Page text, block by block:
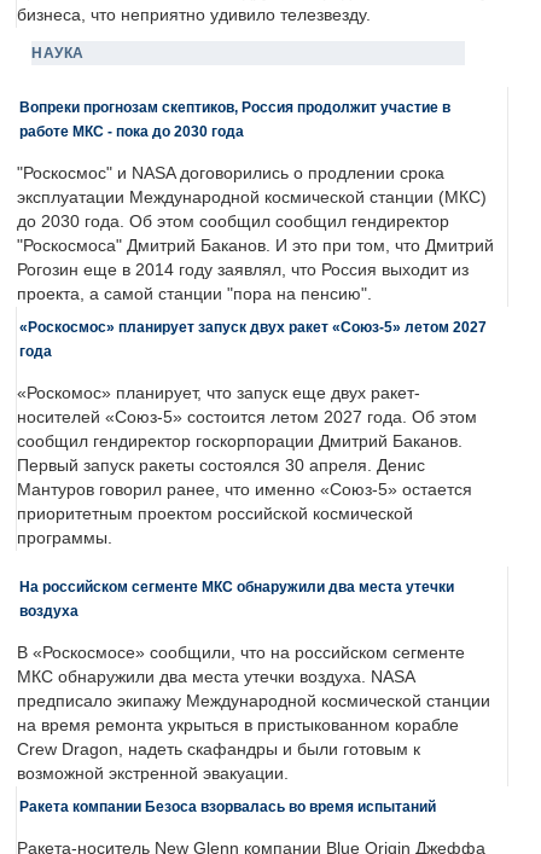
бизнеса, что неприятно удивило телезвезду.
НАУКА
Вопреки прогнозам скептиков, Россия продолжит участие в
работе МКС - пока до 2030 года
"Роскосмос" и NASA договорились о продлении срока
эксплуатации Международной космической станции (МКС)
до 2030 года. Об этом сообщил сообщил гендиректор
"Роскосмоса" Дмитрий Баканов. И это при том, что Дмитрий
Рогозин еще в 2014 году заявлял, что Россия выходит из
проекта, а самой станции "пора на пенсию".
«Роскосмос» планирует запуск двух ракет «Союз-5» летом 2027
года
«Роскомос» планирует, что запуск еще двух ракет-
носителей «Союз-5» состоится летом 2027 года. Об этом
сообщил гендиректор госкорпорации Дмитрий Баканов.
Первый запуск ракеты состоялся 30 апреля. Денис
Мантуров говорил ранее, что именно «Союз-5» остается
приоритетным проектом российской космической
программы.
На российском сегменте МКС обнаружили два места утечки
воздуха
В «Роскосмосе» сообщили, что на российском сегменте
МКС обнаружили два места утечки воздуха. NASA
предписало экипажу Международной космической станции
на время ремонта укрыться в пристыкованном корабле
Crew Dragon, надеть скафандры и были готовым к
возможной экстренной эвакуации.
Ракета компании Безоса взорвалась во время испытаний
Ракета-носитель New Glenn компании Blue Origin Джеффа